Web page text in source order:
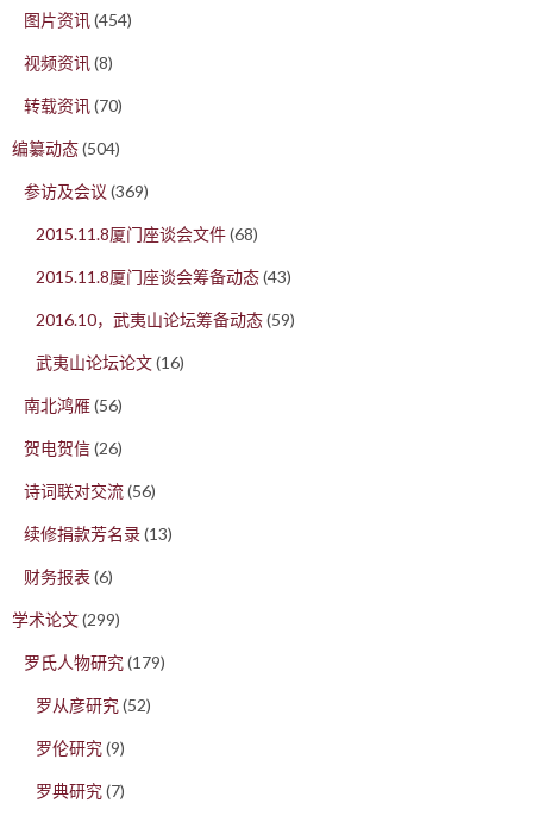
图片资讯(454)
视频资讯(8)
转载资讯(70)
编纂动态(504)
参访及会议 (369)
2015.11.8厦门座谈会文件(68)
2015.11.8厦门座谈会筹备动态(43)
2016.10，武夷山论坛筹备动态(59)
武夷山论坛论文(16)
南北鸿雁(56)
贺电贺信(26)
诗词联对交流(56)
续修捐款芳名录(13)
财务报表 (6)
学术论文(299)
罗氏人物研究(179)
罗从彦研究(52)
罗伦研究(9)
罗典研究(7)